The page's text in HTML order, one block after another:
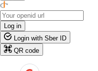
Log in
Login with Sber ID
QR code